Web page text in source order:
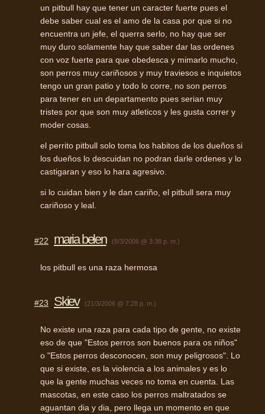
un pitbull hay que tener un caracter fuerte pues el
debe saber cual es el amo de la casa por que si no
encuentra un jefe, el querra serlo, no hay que ser
muy duro solamente hay que saber dar las ordenes
con voz fuerte para que obedesca y mimarlo mucho,
son perros muy cariñosos y muy traviesos e inquietos
tengo un gran patio y todo lo corre, no son perros
para tener en un departamento pues serian muy
tristes por que son muy atleticos y les gusta correr y
moder cosas.
el perrito pitbull solo toma los habitos de los dueños si
los dueños lo descuidan no podran darle ordenes y lo
castigaran y eso lo hara agresivo.
si lo cuidan bien y le dan cariño, el pitbull sera muy
cariñoso y leal.
#22 maria belen (8/3/2006 @ 3:38 p. m.)
los pitbull es una raza hermosa
#23 Skiev (21/3/2006 @ 7:28 p. m.)
No existe una raza para cada tipo de gente, no existe
eso de que "Estos perros son buenos para os niños"
o "Estos perros desconocen, son muy peligrosos". Lo
que si existe, es la violencia a los animales y es lo
que la gente muchas veces no toma en cuenta. Las
mascotas, en este caso los perros maltratados se
aguantan dia y dia, pero llega un momento en que